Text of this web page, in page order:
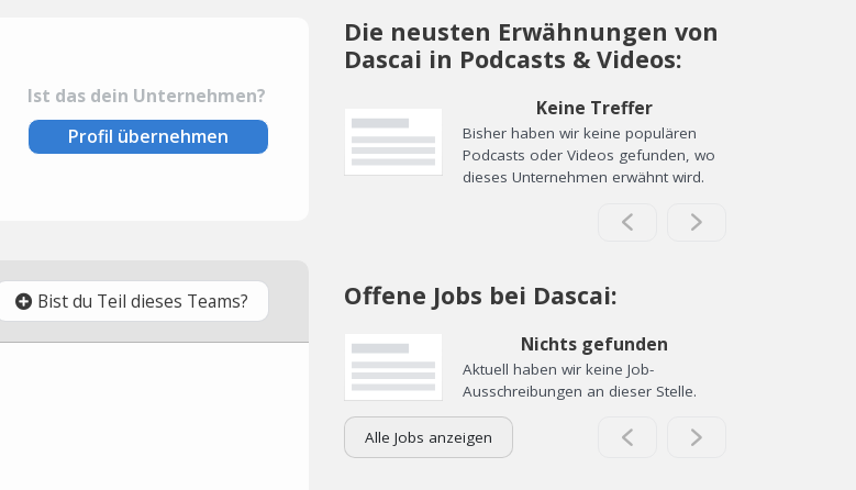
Ist das dein Unternehmen?
Profil übernehmen
Bist du Teil dieses Teams?
Die neusten Erwähnungen von
Dascai in Podcasts & Videos:
Keine Treffer
Bisher haben wir keine populären
Podcasts oder Videos gefunden, wo
dieses Unternehmen erwähnt wird.
Offene Jobs bei Dascai:
Nichts gefunden
Aktuell haben wir keine Job-
Ausschreibungen an dieser Stelle.
Alle Jobs anzeigen